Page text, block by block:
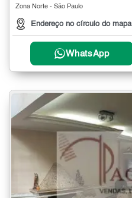
Zona Norte - São Paulo
Endereço no círculo do mapa
WhatsApp